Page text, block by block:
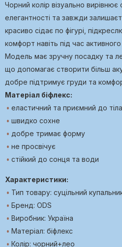
Чорний колір візуально
елегантності та завжди
красиво сідає по фігурі,
комфорт навіть під час активного
Модель має зручну посадку та
що допомагає створити більш
добре підтримує груди та
Матеріал біфлекс:
еластичний та приємний до тіла
швидко сохне
добре тримає форму
не просвічує
стійкий до сонця та води
Характеристики:
Тип товару: суцільний
Бренд: ODS
Виробник: Україна
Матеріал: біфлекс
Колір: чорний+лео